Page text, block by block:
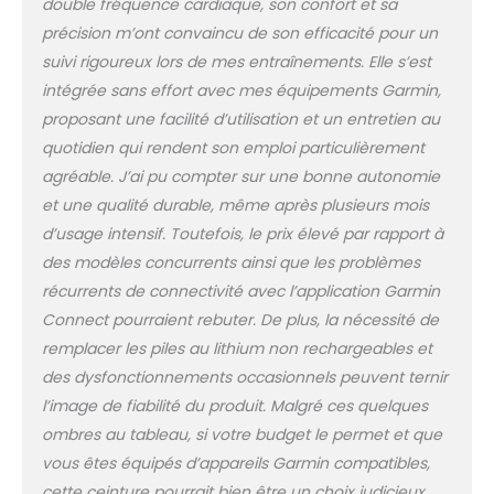
technique (nécessite
une montre connectée
compatible) Pendant
les activités où vous ne
pouvez pas porter de
montre, comme les
sports d'équipe, votre
HRM 600 enregistre vos
données
d'entraînement,
notamment la
fréquence cardiaque,
les calories, la vitesse
et la distance, puis les
synchronise
directement sur
l'application Garmin
Connect pour
smartphone Suivi des
métriques
quotidiennes, y
double fréquence cardiaque, son confort et sa
précision m’ont convaincu de son efficacité pour un
suivi rigoureux lors de mes entraînements. Elle s’est
intégrée sans effort avec mes équipements Garmin,
proposant une facilité d’utilisation et un entretien au
quotidien qui rendent son emploi particulièrement
agréable. J’ai pu compter sur une bonne autonomie
et une qualité durable, même après plusieurs mois
d’usage intensif. Toutefois, le prix élevé par rapport à
des modèles concurrents ainsi que les problèmes
récurrents de connectivité avec l’application Garmin
Connect pourraient rebuter. De plus, la nécessité de
remplacer les piles au lithium non rechargeables et
des dysfonctionnements occasionnels peuvent ternir
l’image de fiabilité du produit. Malgré ces quelques
ombres au tableau, si votre budget le permet et que
vous êtes équipés d’appareils Garmin compatibles,